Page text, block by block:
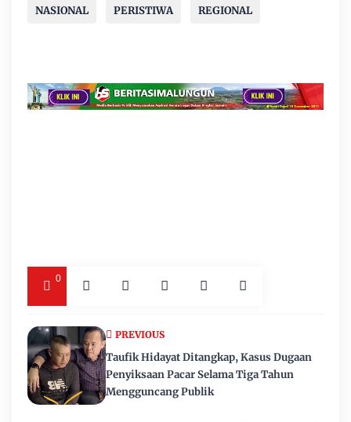
NASIONAL PERISTIWA REGIONAL
0
PREVIOUS
Taufik Hidayat Ditangkap, Kasus Dugaan
Penyiksaan Pacar Selama Tiga Tahun
Mengguncang Publik